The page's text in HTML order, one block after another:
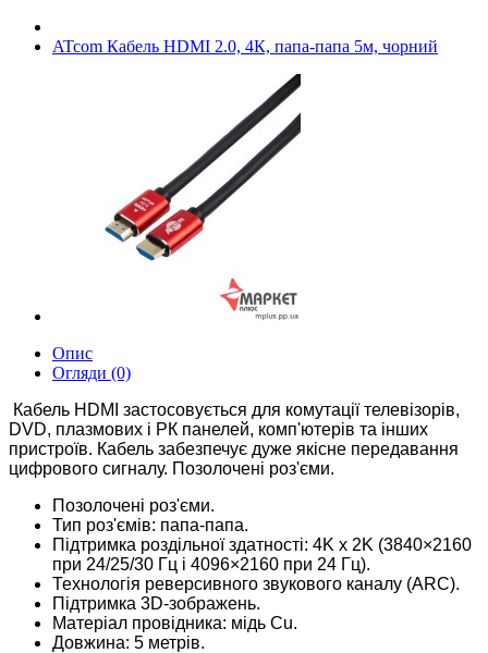
ATcom Кабель HDMI 2.0, 4К, папа-папа 5м, чорний
Опис
Огляди (0)
Кабель HDMI застосовується для комутації телевізорів,
DVD, плазмових і РК панелей, комп'ютерів та інших
пристроїв. Кабель забезпечує дуже якісне передавання
цифрового сигналу. Позолочені роз'єми.
Позолочені роз'єми.
Тип роз'ємів: папа-папа.
Підтримка роздільної здатності: 4K х 2K (3840×2160
при 24/25/30 Гц і 4096×2160 при 24 Гц).
Технологія реверсивного звукового каналу (ARC).
Підтримка 3D-зображень.
Матеріал провідника: мідь Cu.
Довжина: 5 метрів.